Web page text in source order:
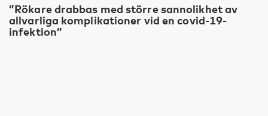
”Rökare drabbas med större sannolikhet av
allvarliga komplikationer vid en covid-19-
infektion”